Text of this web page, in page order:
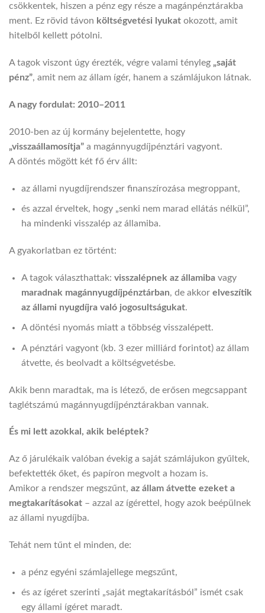
csökkentek, hiszen a pénz egy része a magánpénztárakba
ment. Ez rövid távon költségvetési lyukat okozott, amit
hitelből kellett pótolni.
A tagok viszont úgy érezték, végre valami tényleg „saját
pénz”, amit nem az állam ígér, hanem a számlájukon látnak.
A nagy fordulat: 2010–2011
2010-ben az új kormány bejelentette, hogy
„visszaállamosítja” a magánnyugdíjpénztári vagyont.
A döntés mögött két fő érv állt:
az állami nyugdíjrendszer finanszírozása megroppant,
és azzal érveltek, hogy „senki nem marad ellátás nélkül”,
ha mindenki visszalép az államiba.
A gyakorlatban ez történt:
A tagok választhattak: visszalépnek az államibavagy
maradnak magánnyugdíjpénztárban, de akkor elveszítik
az állami nyugdíjra való jogosultságukat.
A döntési nyomás miatt a többség visszalépett.
A pénztári vagyont (kb. 3 ezer milliárd forintot) az állam
átvette, és beolvadt a költségvetésbe.
Akik benn maradtak, ma is létező, de erősen megcsappant
taglétszámú magánnyugdíjpénztárakban vannak.
És mi lett azokkal, akik beléptek?
Az ő járulékaik valóban évekig a saját számlájukon gyűltek,
befektették őket, és papíron megvolt a hozam is.
Amikor a rendszer megszűnt, az állam átvette ezeket a
megtakarításokat – azzal az ígérettel, hogy azok beépülnek
az állami nyugdíjba.
Tehát nem tűnt el minden, de:
a pénz egyéni számlajellege megszűnt,
és az ígéret szerinti „saját megtakarításból” ismét csak
egy állami ígéret maradt.